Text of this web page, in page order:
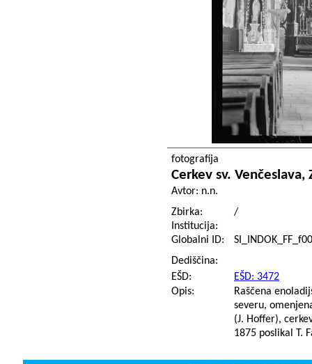
fotografija
Cerkev sv. Venčeslava,
Avtor: n.n.
Zbirka:
/
Institucija:
Globalni ID:
Dediščina:
EŠD:
EŠD: 3472
Opis:
Raščena
severu,
(J. Hoffer),
1875 poslikal T.